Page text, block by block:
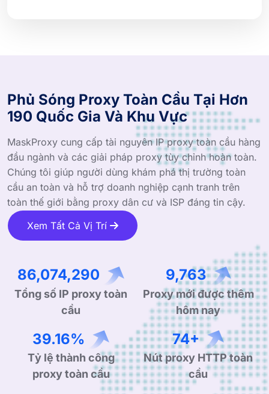
Phủ Sóng Proxy Toàn Cầu Tại Hơn
190 Quốc Gia Và Khu Vực
MaskProxy cung cấp tài nguyên IP proxy toàn cầu hàng
đầu ngành và các giải pháp proxy tùy chỉnh hoàn toàn.
Chúng tôi giúp người dùng khám phá thị trường toàn
cầu an toàn và hỗ trợ doanh nghiệp cạnh tranh trên
toàn thế giới bằng proxy dân cư và ISP đáng tin cậy.
Xem Tất Cả Vị Trí
166,443,368
Tổng số IP proxy toàn
cầu
18,880
Proxy mới được thêm
hôm nay
76.60%
Tỷ lệ thành công
proxy toàn cầu
145+
Nút proxy HTTP toàn
cầu